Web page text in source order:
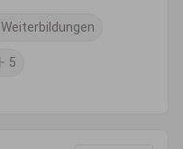
Weiterbildungen
5